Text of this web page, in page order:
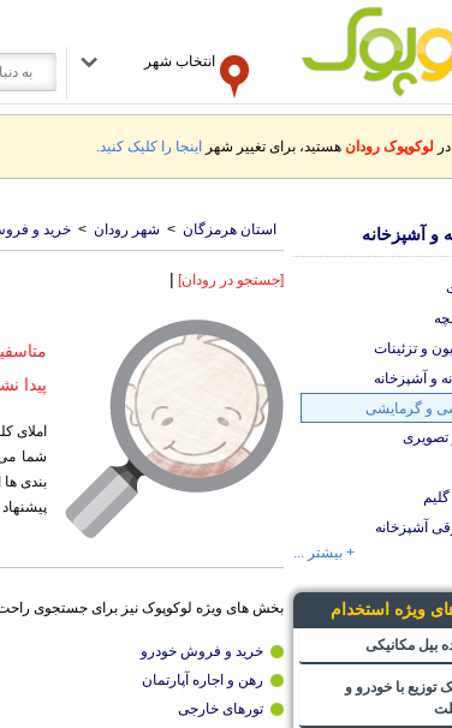
انتخاب شهر
لوکوپوک رودان هستید، برای تغییر شهر اینجا را کلیک کنید.
استان هرمزگان > شهر رودان > خرید و
[جستجو در رودان] |
پیدا
املای
شما می
بندی ها
بخش های ویژه لوکوپوک نیز برای جستجوی
خرید و فروش خودرو
رهن و اجاره آپارتمان
تورهای خارجی
و آشپزخانه
و تزئینات
و آشپزخانه
و گرمایشی
آشپزخانه
+ بیشتر ...
ویژه استخدام
بیل مکانیکی
توزیع با خودرو و